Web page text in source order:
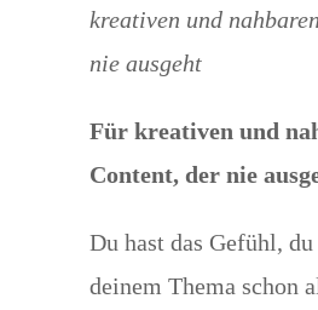
kreativen und
nie ausgeht
Für kreativen und
Content, der nie
Du hast das Gefühl, du
deinem Thema schon